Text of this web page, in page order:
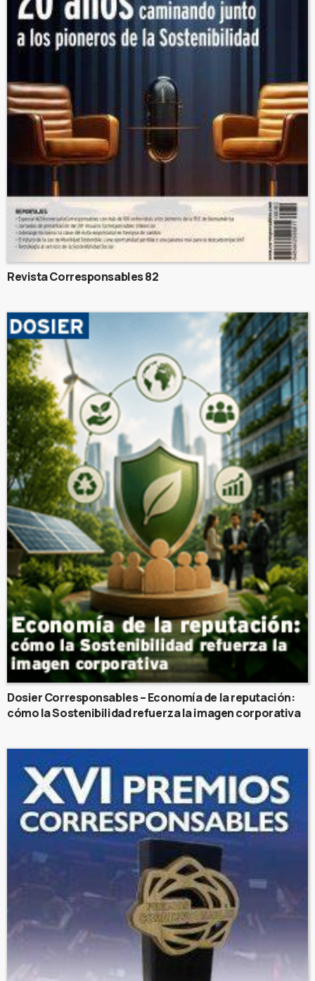
Revista Corresponsables 82
Dosier Corresponsables – Economía de la reputación:
cómo la Sostenibilidad refuerza la imagen corporativa